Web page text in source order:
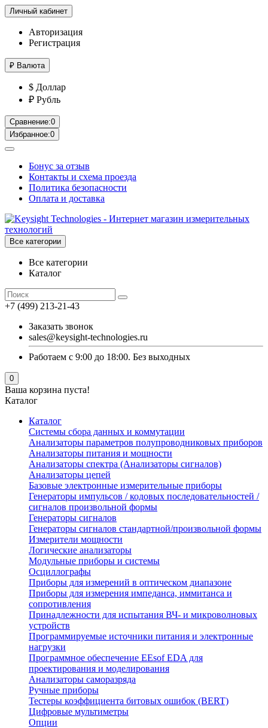
Личный кабинет
Авторизация
Регистрация
₽ Валюта
$ Доллар
₽ Рубль
Сравнение:0
Избранное:0
Бонус за отзыв
Контакты и схема проезда
Политика безопасности
Оплата и доставка
Все категории
Все категории
Каталог
+7 (499) 213-21-43
Заказать звонок
sales@keysight-technologies.ru
Работаем с 9:00 до 18:00. Без выходных
0
Ваша корзина пуста!
Каталог
Каталог
Cистемы сбора данных и коммутации
Анализаторы параметров полупроводниковых приборов
Анализаторы питания и мощности
Анализаторы спектра (Анализаторы сигналов)
Анализаторы цепей
Базовые электронные измерительные приборы
Генераторы импульсов / кодовых последовательностей /
сигналов произвольной формы
Генераторы сигналов
Генераторы сигналов стандартной/произвольной формы
Измерители мощности
Логические анализаторы
Модульные приборы и системы
Осциллографы
Приборы для измерений в оптическом диапазоне
Приборы для измерения импеданса, иммитанса и
сопротивления
Принадлежности для испытания ВЧ- и микроволновых
устройств
Программируемые источники питания и электронные
нагрузки
Программное обеспечение EEsof EDA для
проектирования и моделирования
Анализаторы саморазряда
Ручные приборы
Тестеры коэффициента битовых ошибок (BERT)
Цифровые мультиметры
Опции